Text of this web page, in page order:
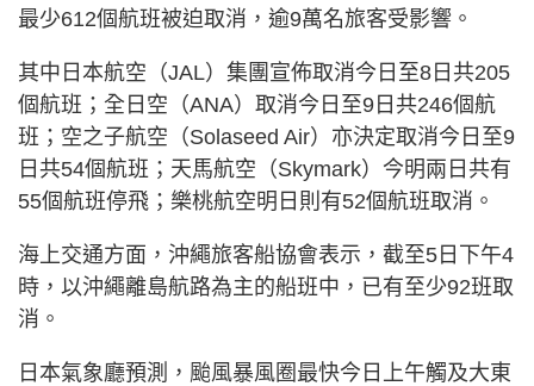
最少612個航班被迫取消，逾9萬名旅客受影響。
其中日本航空（JAL）集團宣佈取消今日至8日共205
個航班；全日空（ANA）取消今日至9日共246個航
班；空之子航空（Solaseed Air）亦決定取消今日至9
日共54個航班；天馬航空（Skymark）今明兩日共有
55個航班停飛；樂桃航空明日則有52個航班取消。
海上交通方面，沖繩旅客船協會表示，截至5日下午4
時，以沖繩離島航路為主的船班中，已有至少92班取
消。
日本氣象廳預測，颱風暴風圈最快今日上午觸及大東